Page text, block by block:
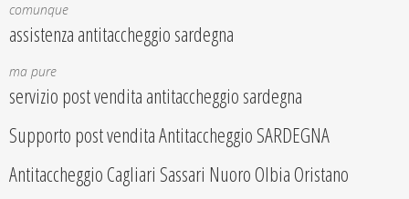
comunque
assistenza antitaccheggio sardegna
ma pure
servizio post vendita antitaccheggio sardegna
Supporto post vendita Antitaccheggio SARDEGNA
Antitaccheggio Cagliari Sassari Nuoro Olbia Oristano